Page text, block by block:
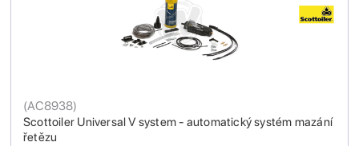
Scottoiler Universal V system - automatický systém mazání
řetězu
(AC8938)